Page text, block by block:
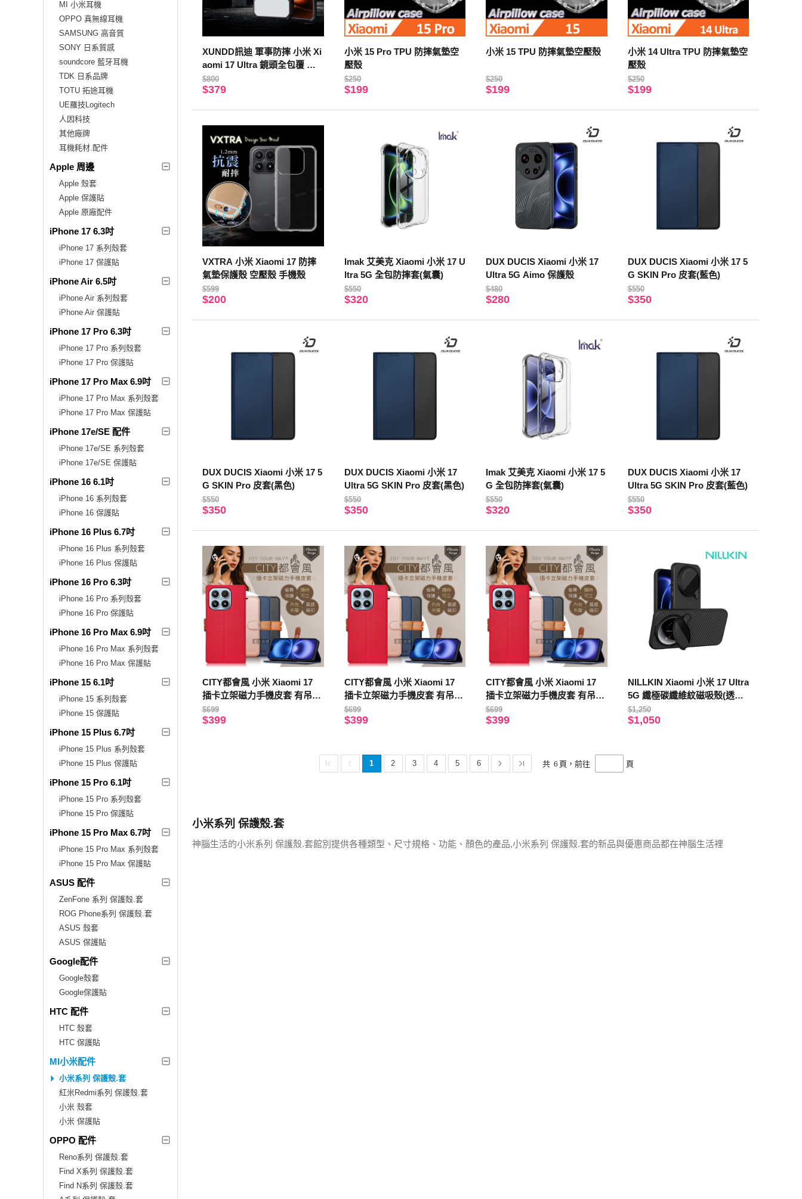
MI 小米耳機
OPPO 真無線耳機
SAMSUNG 高音質
SONY 日系質感
soundcore 藍牙耳機
TDK 日系品牌
TOTU 拓途耳機
UE羅技Logitech
人因科技
其他廠牌
耳機耗材.配件
Apple 周邊
Apple 殼套
Apple 保護貼
Apple 原廠配件
iPhone 17 6.3吋
iPhone 17 系列殼套
iPhone 17 保護貼
iPhone Air 6.5吋
iPhone Air 系列殼套
iPhone Air 保護貼
iPhone 17 Pro 6.3吋
iPhone 17 Pro 系列殼套
iPhone 17 Pro 保護貼
iPhone 17 Pro Max 6.9吋
iPhone 17 Pro Max 系列殼套
iPhone 17 Pro Max 保護貼
iPhone 17e/SE 配件
iPhone 17e/SE 系列殼套
iPhone 17e/SE 保護貼
iPhone 16 6.1吋
iPhone 16 系列殼套
iPhone 16 保護貼
iPhone 16 Plus 6.7吋
iPhone 16 Plus 系列殼套
iPhone 16 Plus 保護貼
iPhone 16 Pro 6.3吋
iPhone 16 Pro 系列殼套
iPhone 16 Pro 保護貼
iPhone 16 Pro Max 6.9吋
iPhone 16 Pro Max 系列殼套
iPhone 16 Pro Max 保護貼
iPhone 15 6.1吋
iPhone 15 系列殼套
iPhone 15 保護貼
iPhone 15 Plus 6.7吋
iPhone 15 Plus 系列殼套
iPhone 15 Plus 保護貼
iPhone 15 Pro 6.1吋
iPhone 15 Pro 系列殼套
iPhone 15 Pro 保護貼
iPhone 15 Pro Max 6.7吋
iPhone 15 Pro Max 系列殼套
iPhone 15 Pro Max 保護貼
ASUS 配件
ZenFone 系列 保護殼.套
ROG Phone系列 保護殼.套
ASUS 殼套
ASUS 保護貼
Google配件
Google殼套
Google保護貼
HTC 配件
HTC 殼套
HTC 保護貼
MI小米配件
小米系列 保護殼.套
紅米Redmi系列 保護殼.套
小米 殼套
小米 保護貼
OPPO 配件
Reno系列 保護殼.套
Find X系列 保護殼.套
Find N系列 保護殼.套
XUNDD訊迪 軍事防摔 小米 Xi
aomi 17 Ultra 鏡頭全包覆 清
透保護殼 手機殼(夜幕黑)
$800
$379
小米 15 Pro TPU 防摔氣墊空
壓殼
$250
$199
小米 15 TPU 防摔氣墊空壓殼
$250
$199
小米 14 Ultra TPU 防摔氣墊空
壓殼
$250
$199
VXTRA 小米 Xiaomi 17 防摔
氣墊保護殼 空壓殼 手機殼
$599
$200
Imak 艾美克 Xiaomi 小米 17 U
ltra 5G 全包防摔套(氣囊)
$550
$320
DUX DUCIS Xiaomi 小米 17
Ultra 5G Aimo 保護殼
$480
$280
DUX DUCIS Xiaomi 小米 17 5
G SKIN Pro 皮套(藍色)
$550
$350
DUX DUCIS Xiaomi 小米 17 5
G SKIN Pro 皮套(黑色)
$550
$350
DUX DUCIS Xiaomi 小米 17
Ultra 5G SKIN Pro 皮套(黑色)
$550
$350
Imak 艾美克 Xiaomi 小米 17 5
G 全包防摔套(氣囊)
$550
$320
DUX DUCIS Xiaomi 小米 17
Ultra 5G SKIN Pro 皮套(藍色)
$550
$350
CITY都會風 小米 Xiaomi 17
插卡立架磁力手機皮套 有吊飾
孔(承諾黑)
$699
$399
CITY都會風 小米 Xiaomi 17
插卡立架磁力手機皮套 有吊飾
孔(瀟灑藍)
$699
$399
CITY都會風 小米 Xiaomi 17
插卡立架磁力手機皮套 有吊飾
孔(奢華紅)
$699
$399
NILLKIN Xiaomi 小米 17 Ultra
5G 纖極碳纖維紋磁吸殼(透黑
鏡蓋版)(黑色)
$1,250
$1,050
1 2 3 4 5 6 共 6 頁，前往 頁
小米系列 保護殼.套
神腦生活的小米系列 保護殼.套館別提供各種類型、尺寸規格、功能、顏色的產品,小米系列 保護殼.套的新品與優惠商品都在神腦生活裡